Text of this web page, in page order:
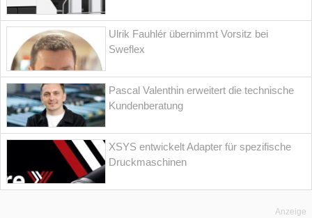
Ulrik Fauhlér übernimmt Vorsitz bei
Sweflex
Pascal Valenthin erweitert die technische
Kundenberatung
XSYS entwickelt Adapter für spezifische
Druckmaschinen
Anzeige